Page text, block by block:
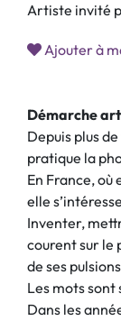
Artiste invité
Ajouter à
Démarche
Depuis plus
pratique la
En France, où
elle
Inventer,
courent sur le
de ses
Les mots sont
Dans les